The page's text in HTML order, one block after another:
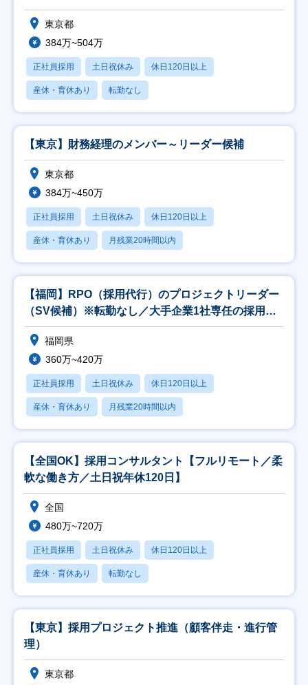
東京都
384万~504万
正社員採用 土日祝休み 休日120日以上
産休・育休あり 転勤なし
【東京】財務経理のメンバー～リーダー候補
東京都
384万~450万
正社員採用 土日祝休み 休日120日以上
産休・育休あり 月残業20時間以内
【福岡】RPO（採用代行）のプロジェクトリーダー
（SV候補）※転勤なし／大手企業1社専任の採用担
当と
福岡県
360万~420万
正社員採用 土日祝休み 休日120日以上
産休・育休あり 月残業20時間以内
【全国OK】採用コンサルタント【フルリモート／柔
軟な働き方／土日祝年休120日】
全国
480万~720万
正社員採用 土日祝休み 休日120日以上
産休・育休あり 転勤なし
【東京】採用プロジェクト推進（顧客伴走・進行管
理）
東京都